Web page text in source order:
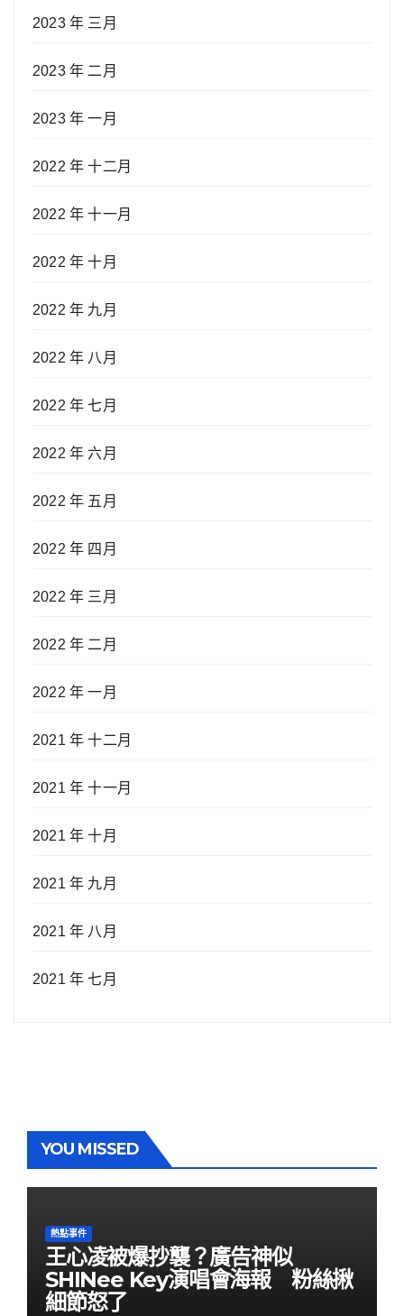
2023 年 三月
2023 年 二月
2023 年 一月
2022 年 十二月
2022 年 十一月
2022 年 十月
2022 年 九月
2022 年 八月
2022 年 七月
2022 年 六月
2022 年 五月
2022 年 四月
2022 年 三月
2022 年 二月
2022 年 一月
2021 年 十二月
2021 年 十一月
2021 年 十月
2021 年 九月
2021 年 八月
2021 年 七月
YOU MISSED
熱點事件
王心凌被爆抄襲？廣告神似
SHINee Key演唱會海報 粉絲揪
細節怒了